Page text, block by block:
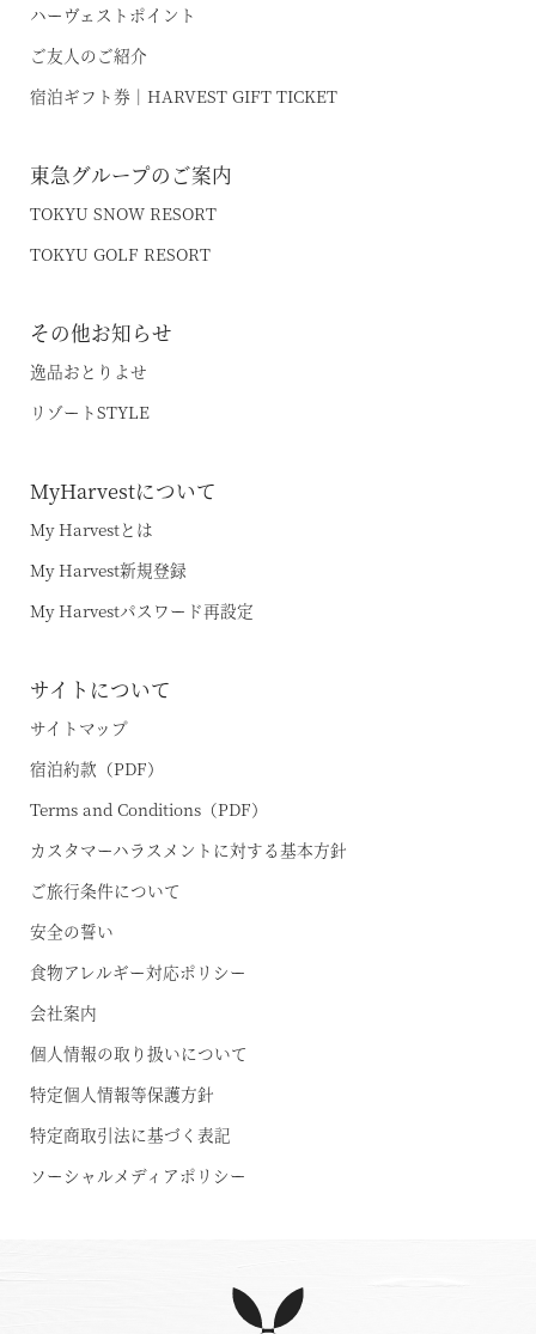
ハーヴェストポイント
ご友人のご紹介
宿泊ギフト券｜HARVEST GIFT TICKET
東急グループのご案内
TOKYU SNOW RESORT
TOKYU GOLF RESORT
その他お知らせ
逸品おとりよせ
リゾートSTYLE
MyHarvestについて
My Harvestとは
My Harvest新規登録
My Harvestパスワード再設定
サイトについて
サイトマップ
宿泊約款（PDF）
Terms and Conditions（PDF）
カスタマーハラスメントに対する基本方針
ご旅行条件について
安全の誓い
食物アレルギー対応ポリシー
会社案内
個人情報の取り扱いについて
特定個人情報等保護方針
特定商取引法に基づく表記
ソーシャルメディアポリシー